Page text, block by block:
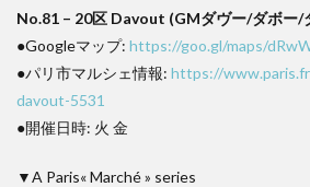
No.81 – 20区 Davout (GMダヴー/ダボー/
●Googleマップ: https://goo.gl/maps/
●パリ市マルシェ情報: https://
davout-5531
●開催日時: 火 金
▼A Paris« Marché » series